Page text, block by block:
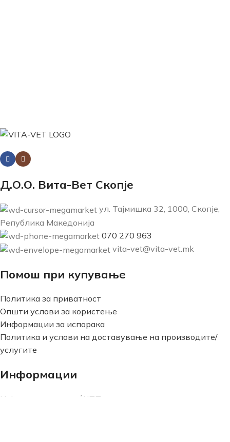
Д.О.О. Вита-Вет Скопје
ул. Тајмишка 32, 1000, Скопје,
Република Македонија
070 270 963
vita-vet@vita-vet.mk
Помош при купување
Политика за приватност
Општи услови за користење
Информации за испорака
Политика и услови на доставување на производите/
услугите
Информации
Најчести прашања / ЧПП